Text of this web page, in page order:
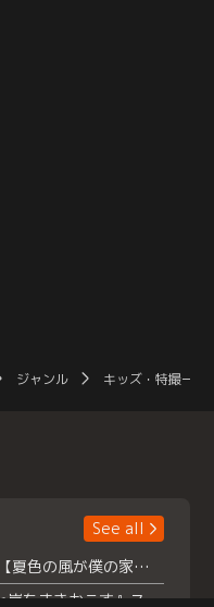
ジャンル キッズ・特撮一覧
See all
浮所飛貴主演！ 【夏色の風が僕の家にやってきた】 本日よりテラサで独占配信スタート！
『夏色の雲が恋と嵐をまきおこす』スペシャルメイキング 【Part1】2026年７月18日（土）23時30分～配信スタート！話題のシーンの裏側を大公開！豪華キャスト大集合！ 『武宮家 真夏の家族会議』開催！